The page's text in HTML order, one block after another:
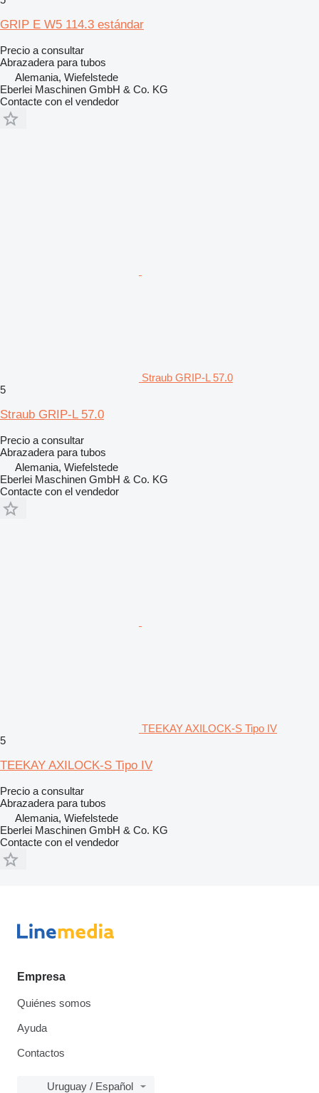
GRIP E W5 114.3 estándar
Precio a consultar
Abrazadera para tubos
Alemania, Wiefelstede
Eberlei Maschinen GmbH & Co. KG
Contacte con el vendedor
Straub GRIP-L 57.0
5
Straub GRIP-L 57.0
Precio a consultar
Abrazadera para tubos
Alemania, Wiefelstede
Eberlei Maschinen GmbH & Co. KG
Contacte con el vendedor
TEEKAY AXILOCK-S Tipo IV
5
TEEKAY AXILOCK-S Tipo IV
Precio a consultar
Abrazadera para tubos
Alemania, Wiefelstede
Eberlei Maschinen GmbH & Co. KG
Contacte con el vendedor
Empresa
Quiénes somos
Ayuda
Contactos
Uruguay / Español